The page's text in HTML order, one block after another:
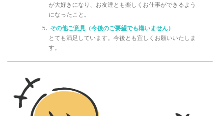
が大好きになり、お友達とも楽しくお仕事ができるよう
になったこと。
その他ご意見（今後のご要望でも構いません）
とても満足しています。今後とも宜しくお願いいたしま
す。